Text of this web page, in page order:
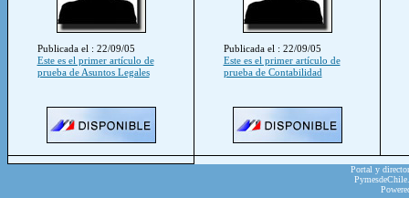
Publicada el : 22/09/05
Este es el primer artículo de
prueba de Asuntos Legales
Publicada el : 22/09/05
Este es el primer artículo de
prueba de Contabilidad
Portal y